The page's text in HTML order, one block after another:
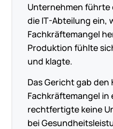
Unternehmen führte
die IT-Abteilung ein,
Fachkräftemangel
Produktion fühlte
und klagte.
Das Gericht gab
Fachkräftemangel in
rechtfertigte keine
bei